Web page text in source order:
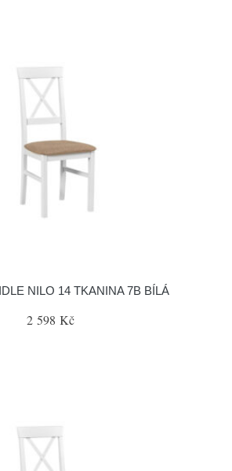
NILO 14 TKANINA 7B BÍLÁ
2 598 Kč